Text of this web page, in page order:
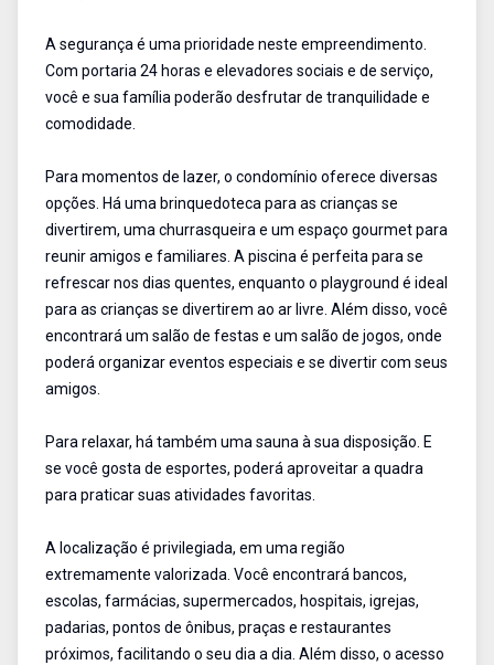
A segurança é uma prioridade neste empreendimento.
Com portaria 24 horas e elevadores sociais e de serviço,
você e sua família poderão desfrutar de tranquilidade e
comodidade.
Para momentos de lazer, o condomínio oferece diversas
opções. Há uma brinquedoteca para as crianças se
divertirem, uma churrasqueira e um espaço gourmet para
reunir amigos e familiares. A piscina é perfeita para se
refrescar nos dias quentes, enquanto o playground é ideal
para as crianças se divertirem ao ar livre. Além disso, você
encontrará um salão de festas e um salão de jogos, onde
poderá organizar eventos especiais e se divertir com seus
amigos.
Para relaxar, há também uma sauna à sua disposição. E
se você gosta de esportes, poderá aproveitar a quadra
para praticar suas atividades favoritas.
A localização é privilegiada, em uma região
extremamente valorizada. Você encontrará bancos,
escolas, farmácias, supermercados, hospitais, igrejas,
padarias, pontos de ônibus, praças e restaurantes
próximos, facilitando o seu dia a dia. Além disso, o acesso